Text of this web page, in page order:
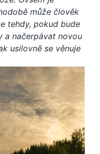
může člověk
tehdy, pokud bude
a načerpávat novou
usilovně se věnuje